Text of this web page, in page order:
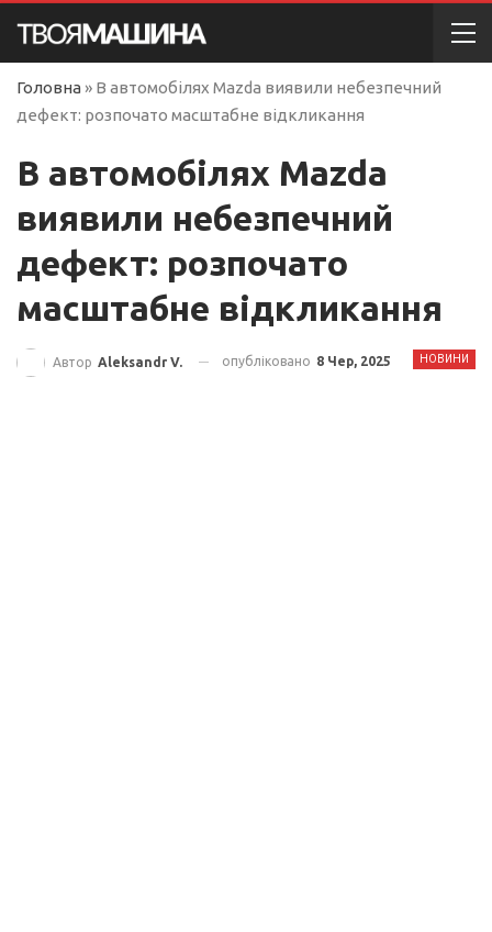
Головна » В автомобілях Mazda виявили небезпечний
дефект: розпочато масштабне відкликання
В автомобілях Mazda
виявили небезпечний
дефект: розпочато
масштабне відкликання
НОВИНИ
Автор Aleksandr V. опубліковано 8 Чер, 2025